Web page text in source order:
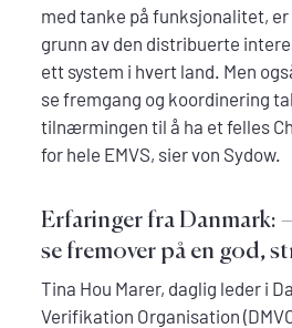
med tanke på funksjonalitet,
grunn av den distribuerte
ett system i hvert land. Men
se fremgang og koordinering
tilnærmingen til å ha et felles
for hele EMVS, sier von Sydow.
Erfaringer fra Danmark:
se fremover på en god,
Tina Hou Marer, daglig leder i
Verifikation Organisation